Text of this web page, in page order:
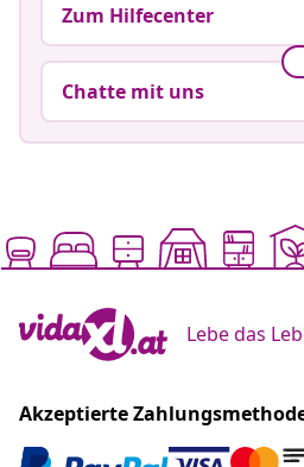
Zum Hilfecenter
Chatte mit uns
Lebe das
Akzeptierte